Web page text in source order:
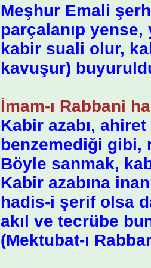
Meşhur Emali
parçalanıp
kabir suali olur,
kavuşur)
İmam-ı Rabbani
Kabir azabı, ahiret
benzemediği gibi,
Böyle sanmak,
Kabir azabına
hadis-i şerif olsa
akıl ve tecrübe
(Mektubat-ı